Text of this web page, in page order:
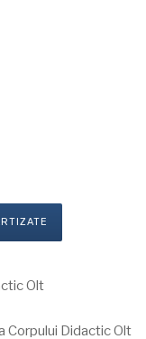
Olt
Didactic Olt